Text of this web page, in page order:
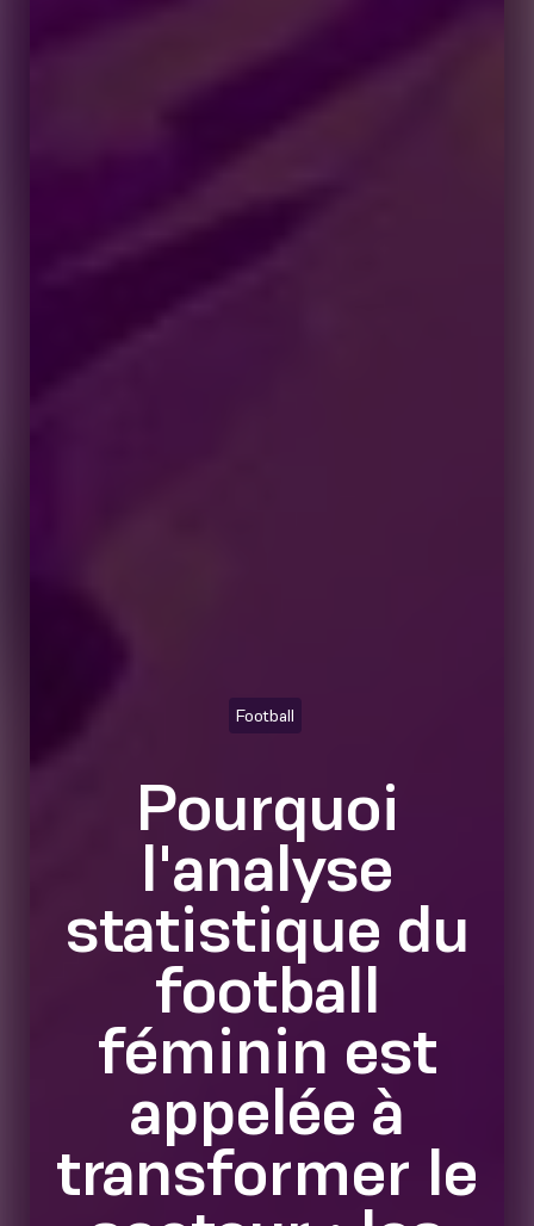
Football
Pourquoi
l'analyse
statistique du
football
féminin est
appelée à
transformer le